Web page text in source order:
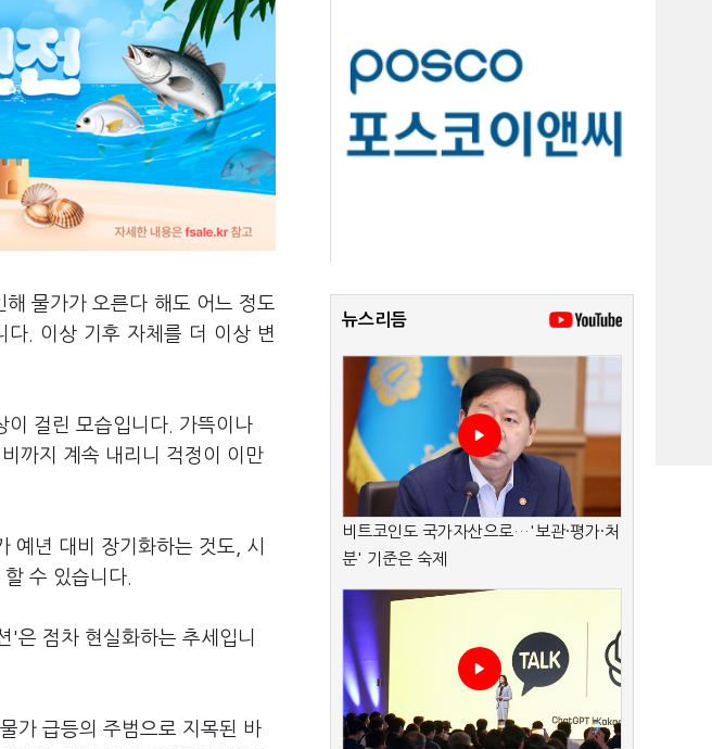
물가가 오른다 해도 어느 정도
다. 이상 기후 자체를 더 이상 변
이 걸린 모습입니다. 가뜩이나
까지 계속 내리니 걱정이 이만
예년 대비 장기화하는 것도, 시
수 있습니다.
'은 점차 현실화하는 추세입니
가 급등의 주범으로 지목된 바
뉴스리듬
비트코인도 국가자산으로…'보관·평가·처
분' 기준은 숙제